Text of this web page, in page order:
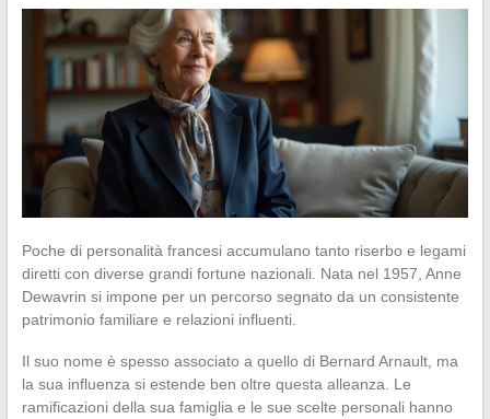
Poche di personalità francesi accumulano tanto riserbo e legami
diretti con diverse grandi fortune nazionali. Nata nel 1957, Anne
Dewavrin si impone per un percorso segnato da un consistente
patrimonio familiare e relazioni influenti.
Il suo nome è spesso associato a quello di Bernard Arnault, ma
la sua influenza si estende ben oltre questa alleanza. Le
ramificazioni della sua famiglia e le sue scelte personali hanno